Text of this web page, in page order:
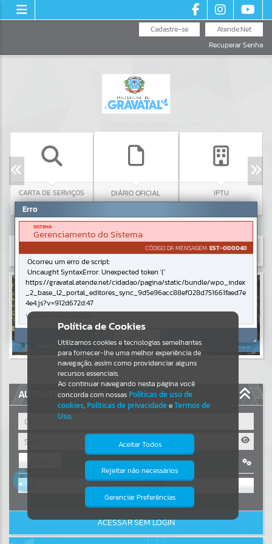
Atende.Net
Cadastre-se
Recuperar Senha
CARTA DE SERVIÇOS DIÁRIO OFICIAL IPTU
Resultados para""
Portais
Por favor, aguarde...
NOTÍCIAS
Por favor, aguarde...
Por favor, aguarde...
Por favor, aguarde...
AUTOATENDIMENTO
OU
Cadastre-se|Recuperar Senha
ACESSAR SEM LOGIN
Política de Cookies
Utilizamos cookies e tecnologias semelhantes
para fornecer-lhe uma melhor experiência de
navegação, assim como providenciar alguns
recursos essenciais.
Ao continuar navegando nesta página você
concorda com nossas Políticas de uso de
cookies, Políticas de privacidadeeTermos de
Uso.
Aceitar Todos
Rejeitar não necessários
Gerenciar Preferências
Isto significa que diversos recursos
providenciados poderão não estar
Erro
SISTEMA
Gerenciamento do Sistema
CÓDIGO DA MENSAGEM:EST-000040
Ocorreu um erro de script:
Uncaught SyntaxError: Unexpected token '('
https://gravatal.atende.net/cidadao/pagina/static/bundle/wpo_index
_2_base_l2_portal_editores_sync_9d5e96acc88ef028d751661faed7e
4e4.js?v=912d672d:47
Verificar Mais Detalhes